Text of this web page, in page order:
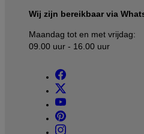
Wij zijn bereikbaar via
Maandag tot en met vrijdag:
09.00 uur - 16.00 uur